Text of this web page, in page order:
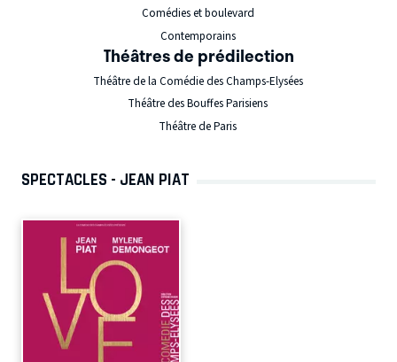
Comédies et boulevard
Contemporains
Théâtres de prédilection
Théâtre de la Comédie des Champs-Elysées
Théâtre des Bouffes Parisiens
Théâtre de Paris
SPECTACLES - JEAN PIAT